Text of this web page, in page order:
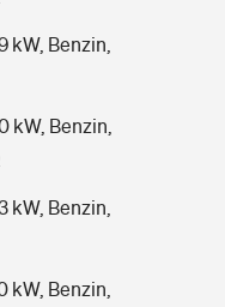
kW, Benzin,
kW, Benzin,
kW, Benzin,
kW, Benzin,